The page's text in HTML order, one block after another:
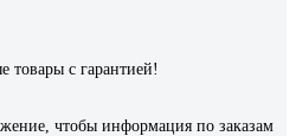
товары с гарантией!
чтобы информация по заказам